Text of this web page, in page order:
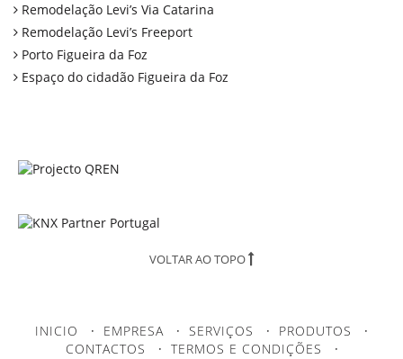
Remodelação Levi’s Via Catarina
Remodelação Levi’s Freeport
Porto Figueira da Foz
Espaço do cidadão Figueira da Foz
VOLTAR AO TOPO
INICIO · EMPRESA · SERVIÇOS · PRODUTOS
·
CONTACTOS
· TERMOS E CONDIÇÕES
·